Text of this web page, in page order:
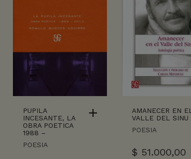
PUPILA
INCESANTE, LA
OBRA POETICA
1988 –
POESIA
AMANECER EN EL
VALLE DEL SINU
POESIA
$ 51.000,00